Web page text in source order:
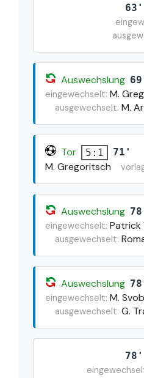
63'
Auswechslung
eingewechselt: M.
ausgewechselt: M.
Tor 5:1 71'
M. Gregoritsch
Auswechslung
eingewechselt: Patrick
ausgewechselt:
Auswechslung
eingewechselt: M.
ausgewechselt: G.
78'